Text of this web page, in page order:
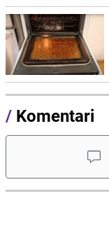
/ Komentari